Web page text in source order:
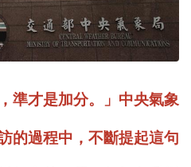
準才是加分。」中央氣象
的過程中，不斷提起這句